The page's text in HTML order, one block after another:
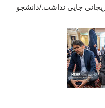
جایی نداشت./دانشجو